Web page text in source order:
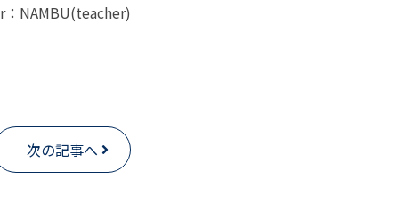
NAMBU(teacher)
次の記事へ